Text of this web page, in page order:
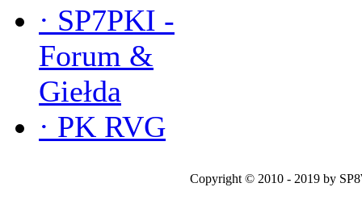
· SP7PKI -
Forum &
Giełda
· PK RVG
Copyright © 2010 - 2019 by